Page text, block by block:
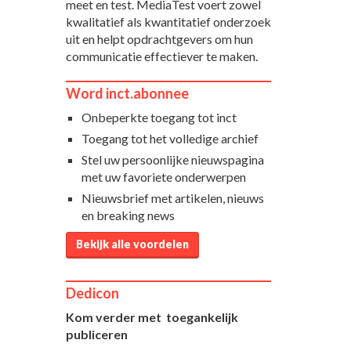
meet en test. MediaTest voert zowel
kwalitatief als kwantitatief onderzoek
uit en helpt opdrachtgevers om hun
communicatie effectiever te maken.
Word inct.abonnee
Onbeperkte toegang tot inct
Toegang tot het volledige archief
Stel uw persoonlijke nieuwspagina
met uw favoriete onderwerpen
Nieuwsbrief met artikelen, nieuws
en breaking news
Bekijk alle voordelen
Dedicon
Kom verder met toegankelijk
publiceren